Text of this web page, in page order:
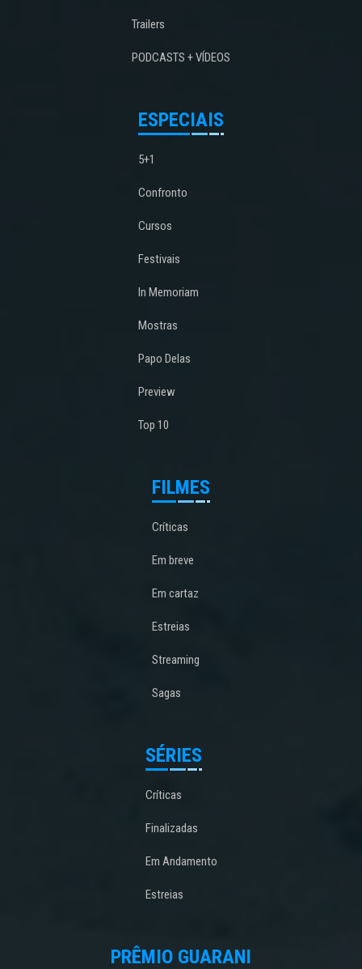
Trailers
PODCASTS + VÍDEOS
ESPECIAIS
5+1
Confronto
Cursos
Festivais
In Memoriam
Mostras
Papo Delas
Preview
Top 10
FILMES
Críticas
Em breve
Em cartaz
Estreias
Streaming
Sagas
SÉRIES
Críticas
Finalizadas
Em Andamento
Estreias
PRÊMIO GUARANI